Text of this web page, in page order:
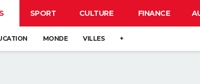
SPORT CULTURE FINANCE
MONDE VILLES +